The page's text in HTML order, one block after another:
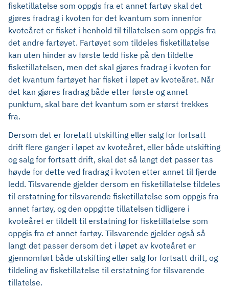
fisketillatelse som oppgis fra et annet fartøy skal det
gjøres fradrag i kvoten for det kvantum som innenfor
kvoteåret er fisket i henhold til tillatelsen som oppgis fra
det andre fartøyet. Fartøyet som tildeles fisketillatelse
kan uten hinder av første ledd fiske på den tildelte
fisketillatelsen, men det skal gjøres fradrag i kvoten for
det kvantum fartøyet har fisket i løpet av kvoteåret. Når
det kan gjøres fradrag både etter første og annet
punktum, skal bare det kvantum som er størst trekkes
fra.
Dersom det er foretatt utskifting eller salg for fortsatt
drift flere ganger i løpet av kvoteåret, eller både utskifting
og salg for fortsatt drift, skal det så langt det passer tas
høyde for dette ved fradrag i kvoten etter annet til fjerde
ledd. Tilsvarende gjelder dersom en fisketillatelse tildeles
til erstatning for tilsvarende fisketillatelse som oppgis fra
annet fartøy, og den oppgitte tillatelsen tidligere i
kvoteåret er tildelt til erstatning for fisketillatelse som
oppgis fra et annet fartøy. Tilsvarende gjelder også så
langt det passer dersom det i løpet av kvoteåret er
gjennomført både utskifting eller salg for fortsatt drift, og
tildeling av fisketillatelse til erstatning for tilsvarende
tillatelse.